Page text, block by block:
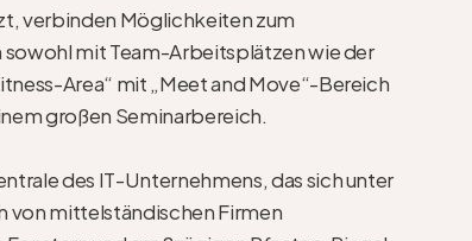
verbinden Möglichkeiten zum
mit Team-Arbeitsplätzen wie der
Area“ mit „Meet and Move“-Bereich
großen Seminarbereich.
des IT-Unternehmens, das sich unter
von mittelständischen Firmen